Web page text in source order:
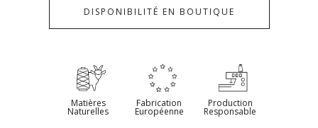
DISPONIBILITÉ EN BOUTIQUE
Matières
Naturelles
Fabrication
Européenne
Production
Responsable